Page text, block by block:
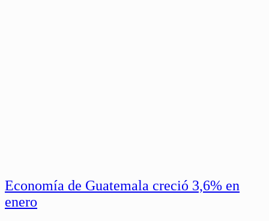
Economía de Guatemala creció 3,6% en
enero